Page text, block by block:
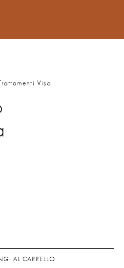
Viso
AL CARRELLO